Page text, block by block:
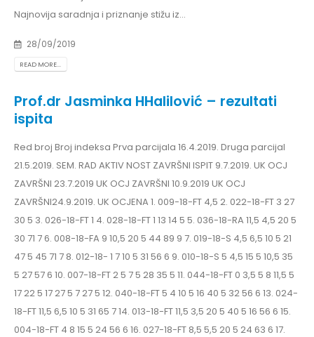
Najnovija saradnja i priznanje stižu iz...
28/09/2019
READ MORE...
Prof.dr Jasminka HHalilović – rezultati
ispita
Red broj Broj indeksa Prva parcijala 16.4.2019. Druga parcijal
21.5.2019. SEM. RAD AKTIV NOST ZAVRŠNI ISPIT 9.7.2019. UK OCJ
ZAVRŠNI 23.7.2019 UK OCJ ZAVRŠNI 10.9.2019 UK OCJ
ZAVRŠNI24.9.2019. UK OCJENA 1. 009-18-FT 4,5 2. 022-18-FT 3 27
30 5 3. 026-18-FT 1 4. 028-18-FT 1 13 14 5 5. 036-18-RA 11,5 4,5 20 5
30 71 7 6. 008-18-FA 9 10,5 20 5 44 89 9 7. 019-18-S 4,5 6,5 10 5 21
47 5 45 71 7 8. 012-18- 1 7 10 5 31 56 6 9. 010-18-S 5 4,5 15 5 10,5 35
5 27 57 6 10. 007-18-FT 2 5 7 5 28 35 5 11. 044-18-FT 0 3,5 5 8 11,5 5
17 22 5 17 27 5 7 27 5 12. 040-18-FT 5 4 10 5 16 40 5 32 56 6 13. 024-
18-FT 11,5 6,5 10 5 31 65 7 14. 013-18-FT 11,5 3,5 20 5 40 5 16 56 6 15.
004-18-FT 4 8 15 5 24 56 6 16. 027-18-FT 8,5 5,5 20 5 24 63 6 17.